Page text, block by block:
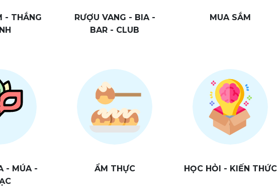
- THẮNG
RƯỢU VANG - BIA -
BAR - CLUB
MUA SẮM
- MÚA -
ẨM THỰC HỌC HỎI - KIẾN THỨC